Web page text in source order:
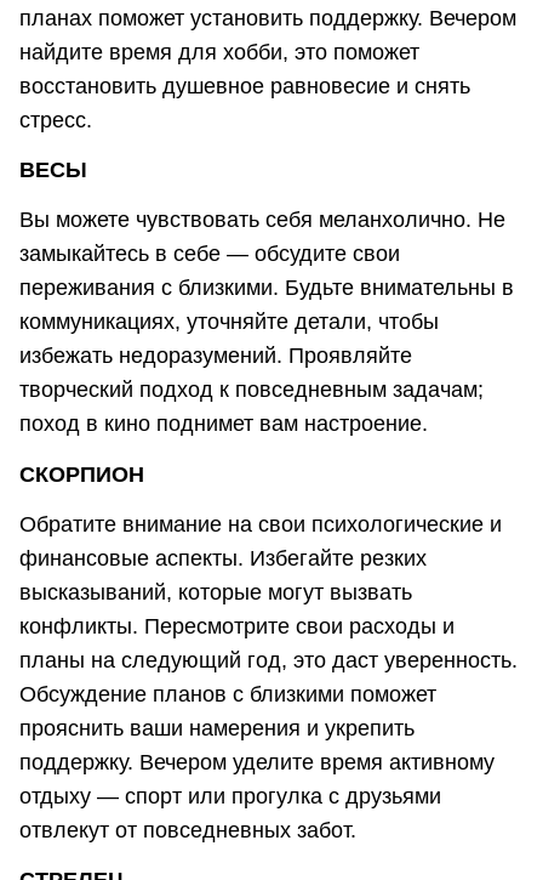
планах поможет установить поддержку. Вечером
найдите время для хобби, это поможет
восстановить душевное равновесие и снять
стресс.
ВЕСЫ
Вы можете чувствовать себя меланхолично. Не
замыкайтесь в себе — обсудите свои
переживания с близкими. Будьте внимательны в
коммуникациях, уточняйте детали, чтобы
избежать недоразумений. Проявляйте
творческий подход к повседневным задачам;
поход в кино поднимет вам настроение.
СКОРПИОН
Обратите внимание на свои психологические и
финансовые аспекты. Избегайте резких
высказываний, которые могут вызвать
конфликты. Пересмотрите свои расходы и
планы на следующий год, это даст уверенность.
Обсуждение планов с близкими поможет
прояснить ваши намерения и укрепить
поддержку. Вечером уделите время активному
отдыху — спорт или прогулка с друзьями
отвлекут от повседневных забот.